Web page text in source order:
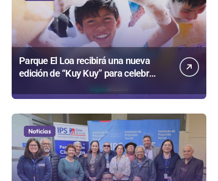
Parque El Loa recibirá una nueva
edición de “Kuy Kuy” para celebrar
Noticias